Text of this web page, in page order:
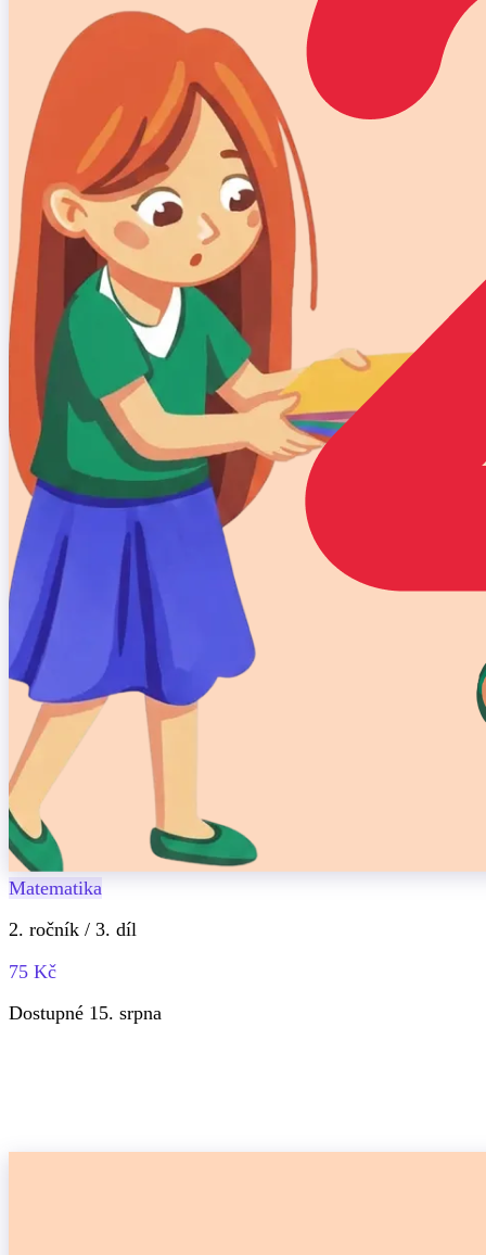
Matematika
2. ročník / 3. díl
75 Kč
Dostupné 15. srpna